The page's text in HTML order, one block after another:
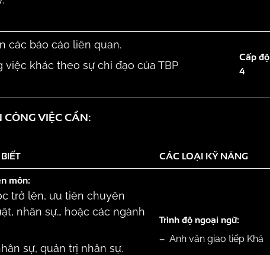
các báo cáo liên quan.
việc khác theo sự chỉ đạo của TBP
Cấp độ
4
VIỆC CẦN:
CÁC LOẠI KỸ NĂNG
môn:
trở lên, ưu tiên chuyên
nhân sự… hoặc các ngành
sự, quản trị nhân sự.
Trình độ ngoại ngữ:
– Anh văn giao tiếp Khá